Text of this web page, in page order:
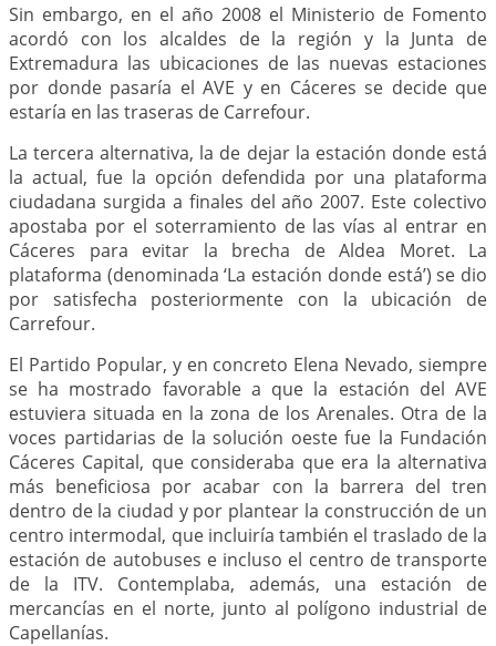
Sin embargo, en el año 2008 el Ministerio de Fomento
acordó con los alcaldes de la región y la Junta de
Extremadura las ubicaciones de las nuevas estaciones
por donde pasaría el AVE y en Cáceres se decide que
estaría en las traseras de Carrefour.
La tercera alternativa, la de dejar la estación donde está
la actual, fue la opción defendida por una plataforma
ciudadana surgida a finales del año 2007. Este colectivo
apostaba por el soterramiento de las vías al entrar en
Cáceres para evitar la brecha de Aldea Moret. La
plataforma (denominada ‘La estación donde está’) se dio
por satisfecha posteriormente con la ubicación de
Carrefour.
El Partido Popular, y en concreto Elena Nevado, siempre
se ha mostrado favorable a que la estación del AVE
estuviera situada en la zona de los Arenales. Otra de la
voces partidarias de la solución oeste fue la Fundación
Cáceres Capital, que consideraba que era la alternativa
más beneficiosa por acabar con la barrera del tren
dentro de la ciudad y por plantear la construcción de un
centro intermodal, que incluiría también el traslado de la
estación de autobuses e incluso el centro de transporte
de la ITV. Contemplaba, además, una estación de
mercancías en el norte, junto al polígono industrial de
Capellanías.